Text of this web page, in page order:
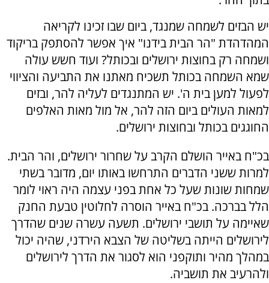
יש הבזים לשמחה שמנגד, ביום שבו זכינו לקריאה
המהדהדת "הר הבית בידנו" איך אפשר להסתפק בריקוד
ושמחה רק בחוצות ירושלים ובכותל? ועוד חשש עולה
שמא השמחה בכותל תשכיח מאתנו את התביעה והציווי
לפעול למען בית ה'. יש המתנגדים לעליה להר, ובזים
למאות העולים ביום הזה להר, אל מול מאות האלפים
החוגגים בכותל ובחוצות ירושלים.
בכ"ח באייר הושלם הקרב על שחרור ירושלים, והר הבית.
למרות ששני הדברים התרחשו באותו יום, מדובר בשתי
שמחות שונות שעל כל אחת בפני עצמה היה ראוי לומר
הלל בברכה. בכ"ח באייר הוסרה לחלוטין טבעת החנק
שאיימה על תושבי ירושלים. תשעה עשרה שנים שהדרך
לירושלים הייתה בשליטה של הצבא הירדני, שהיה יכול
במהלך מהיר ותוקפני הוא לסגור את הדרך לירושלים
ולהרעיב את תושביה.